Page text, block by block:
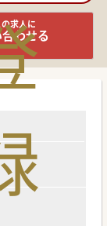
求人に
わせる